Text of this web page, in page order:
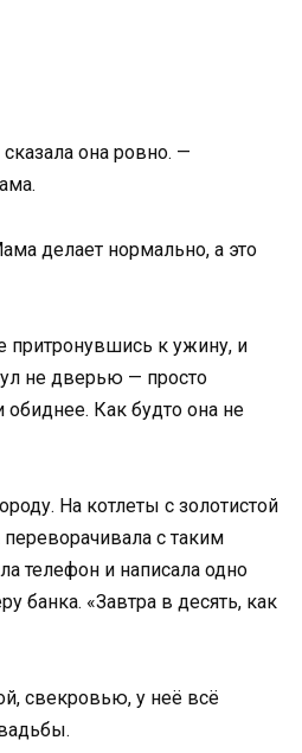
она ровно. —
делает нормально, а это
притронувшись к ужину, и
не дверью — просто
обиднее. Как будто она не
На котлеты с золотистой
с таким
телефон и написала одно
банка. «Завтра в десять, как
свекровью, у неё всё